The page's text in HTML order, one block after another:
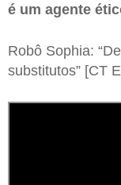
é um agente
Robô Sophia:
substitutos” [CT